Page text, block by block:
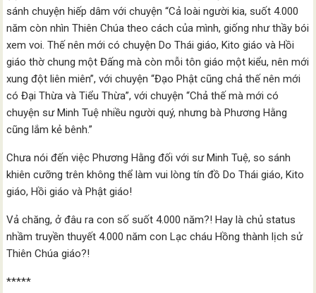
sánh chuyện hiếp dâm với chuyện “Cả loài người kia, suốt 4.000
năm còn nhìn Thiên Chúa theo cách của mình, giống như thầy bói
xem voi. Thế nên mới có chuyện Do Thái giáo, Kito giáo và Hồi
giáo thờ chung một Đấng mà còn mỗi tôn giáo một kiểu, nên mới
xung đột liên miên”, với chuyện “Đạo Phật cũng chả thế nên mới
có Đại Thừa và Tiểu Thừa”, với chuyện “Chả thế mà mới có
chuyện sư Minh Tuệ nhiều người quý, nhưng bà Phương Hằng
cũng lắm kẻ bênh.”
Chưa nói đến việc Phương Hằng đối với sư Minh Tuệ, so sánh
khiên cưỡng trên không thể làm vui lòng tín đồ Do Thái giáo, Kito
giáo, Hồi giáo và Phật giáo!
Vả chăng, ở đâu ra con số suốt 4.000 năm?! Hay là chủ status
nhầm truyền thuyết 4.000 năm con Lạc cháu Hồng thành lịch sử
Thiên Chúa giáo?!
*****